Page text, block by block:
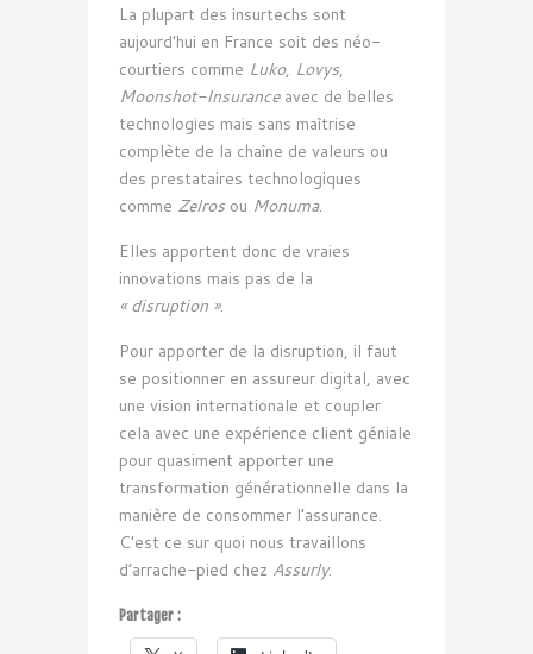
La plupart des insurtechs sont
aujourd’hui en France soit des néo-
courtiers comme Luko, Lovys,
Moonshot-Insuranceavec de belles
technologies mais sans maîtrise
complète de la chaîne de valeurs ou
des prestataires technologiques
comme Zelrosou Monuma.
Elles apportent donc de vraies
innovations mais pas de la
« disruption ».
Pour apporter de la disruption, il faut
se positionner en assureur digital, avec
une vision internationale et coupler
cela avec une expérience client géniale
pour quasiment apporter une
transformation générationnelle dans la
manière de consommer l’assurance.
C’est ce sur quoi nous travaillons
d’arrache-pied chez Assurly.
Partager :